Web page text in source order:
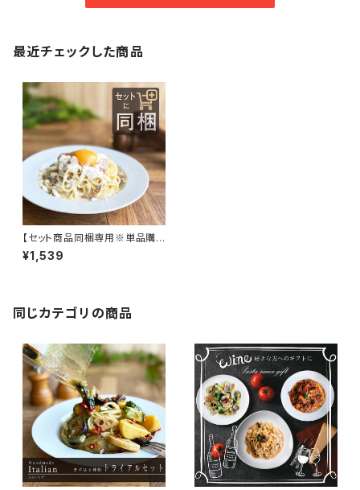
最近チェックした商品
【セット商品同梱専用※単品購
入不可】大人のカルボナーラ ク
ワトロフォルマッジ風ソース
¥1,539
同じカテゴリの商品